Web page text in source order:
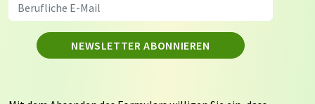
NEWSLETTER ABONNIEREN